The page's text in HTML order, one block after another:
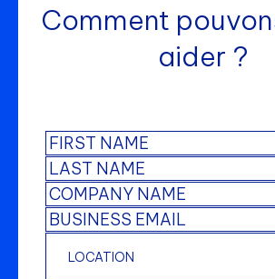
Comment
aider ?